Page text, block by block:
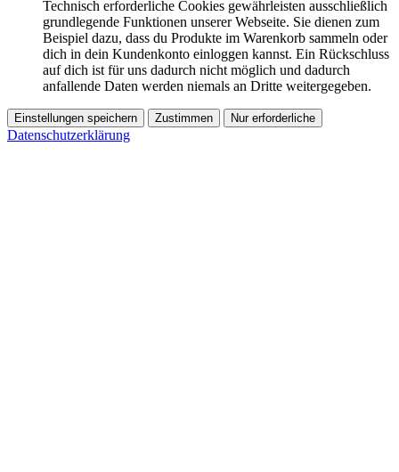
Technisch erforderliche Cookies gewährleisten ausschließlich
grundlegende Funktionen unserer Webseite. Sie dienen zum
Beispiel dazu, dass du Produkte im Warenkorb sammeln oder
dich in dein Kundenkonto einloggen kannst. Ein Rückschluss
auf dich ist für uns dadurch nicht möglich und dadurch
anfallende Daten werden niemals an Dritte weitergegeben.
Einstellungen speichern Zustimmen Nur erforderliche
Datenschutzerklärung